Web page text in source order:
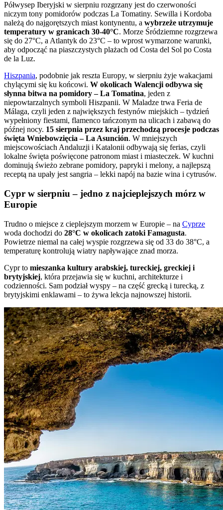
Półwysep Iberyjski w sierpniu rozgrzany jest do czerwoności
niczym tony pomidorów podczas La Tomatiny. Sewilla i Kordoba
należą do najgorętszych miast kontynentu, a wybrzeże utrzymuje
temperatury w granicach 30-40°C. Morze Śródziemne rozgrzewa
się do 27°C, a Atlantyk do 23°C – to wprost wymarzone warunki,
aby odpocząć na piaszczystych plażach od Costa del Sol po Costa
de la Luz.
Hiszpania, podobnie jak reszta Europy, w sierpniu żyje wakacjami
chylącymi się ku końcowi. W okolicach Walencji odbywa się
słynna bitwa na pomidory – La Tomatina, jeden z
niepowtarzalnych symboli Hiszpanii. W Maladze trwa Feria de
Málaga, czyli jeden z największych festynów miejskich – tydzień
wypełniony fiestami, flamenco tańczonym na ulicach i zabawą do
późnej nocy. 15 sierpnia przez kraj przechodzą procesje podczas
święta Wniebowzięcia – La Asunción. W mniejszych
miejscowościach Andaluzji i Katalonii odbywają się ferias, czyli
lokalne święta poświęcone patronom miast i miasteczek. W kuchni
dominują świeżo zebrane pomidory, papryki i melony, a najlepszą
receptą na upały jest sangria – lekki napój na bazie wina i cytrusów.
Cypr w sierpniu – jedno z najcieplejszych mórz w
Europie
Trudno o miejsce z cieplejszym morzem w Europie – na Cyprze
woda dochodzi do 28°C w okolicach zatoki Famagusta.
Powietrze niemal na całej wyspie rozgrzewa się od 33 do 38°C, a
temperaturę kontrolują wiatry napływające znad morza.
Cypr to mieszanka kultury arabskiej, tureckiej, greckiej i
brytyjskiej, która przejawia się w kuchni, architekturze i
codzienności. Sam podział wyspy – na część grecką i turecką, z
brytyjskimi enklawami – to żywa lekcja najnowszej historii.